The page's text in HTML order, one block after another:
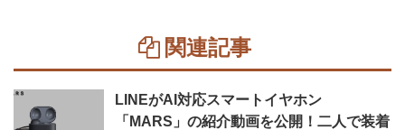
関連記事
LINEがAI対応スマートイヤホン
「MARS」の紹介動画を公開！二人で装着